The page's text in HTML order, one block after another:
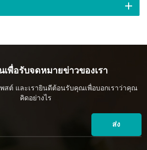
เพื่อรับจดหมายข่าวของเรา
สต์ และเรายินดีต้อนรับคุณเพื่อบอกเราว่าคุณ
คิดอย่างไร
ส่ง